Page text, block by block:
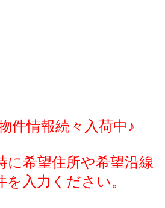
件情報続々入荷中♪
に希望住所や希望沿線
を入力ください。